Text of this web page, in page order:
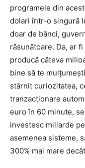
programele din
dolari într-o singură
doar de bănci,
răsunătoare. Da, ar
producă câteva
bine să te
stârnit curiozitatea,
tranzacționare
euro în 60 minute,
investesc miliarde
asemenea sisteme,
300% mai mare